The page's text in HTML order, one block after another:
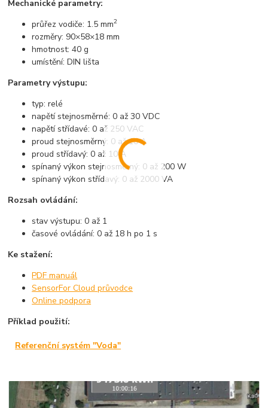
Mechanické parametry:
průřez vodiče: 1.5 mm2
rozměry: 90×58×18 mm
hmotnost: 40 g
umístění: DIN lišta
Parametry výstupu:
typ: relé
napětí stejnosměrné: 0 až 30 VDC
napětí střídavé: 0 až 250 VAC
proud stejnosměrný: 0 až 10 A
proud střídavý: 0 až 10 A
spínaný výkon stejnosměrný: 0 až 200 W
spínaný výkon střídavý: 0 až 2000 VA
Rozsah ovládání:
stav výstupu: 0 až 1
časové ovládání: 0 až 18 h po 1 s
Ke stažení:
PDF manuál
SensorFor Cloud průvodce
Online podpora
Příklad použití:
Referenční systém "Voda"